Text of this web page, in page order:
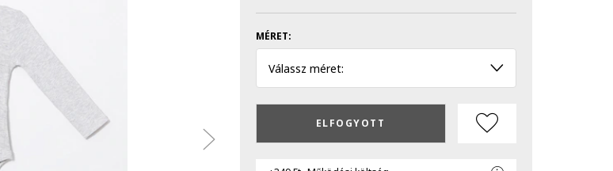
MÉRET:
Válassz méret:
ELFOGYOTT